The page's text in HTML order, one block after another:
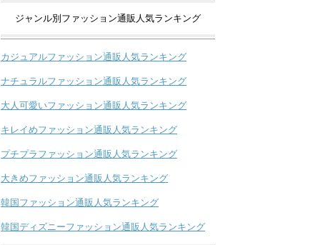
ジャンル別ファッション通販人気ランキング
カジュアルファッション通販人気ランキング
ナチュラルファッション通販人気ランキング
大人可愛いファッション通販人気ランキング
キレイめファッション通販人気ランキング
プチプラファッション通販人気ランキング
大きめファッション通販人気ランキング
韓国ファッション通販人気ランキング
韓国ディズニーファッション通販人気ランキング